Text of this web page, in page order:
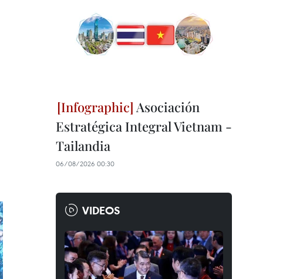
Asociación
Estratégica Integral Vietnam -
Tailandia
06/08/2026 00:30
VIDEOS